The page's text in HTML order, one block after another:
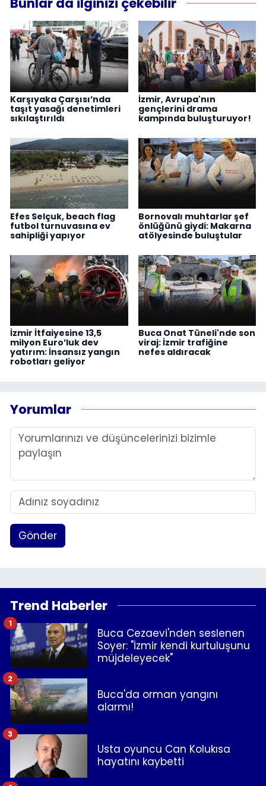
Bunlar da ilginizi çekebilir
Karşıyaka Çarşısı’nda
taşıt yasağı denetimleri
sıkılaştırıldı
İzmir, Avrupa'nın
gençlerini drama
kampında buluşturuyor!
Efes Selçuk, beach flag
futbol turnuvasına ev
sahipliği yapıyor
Bornovalı muhtarlar şef
önlüğünü giydi: Makarna
atölyesinde buluştular
İzmir İtfaiyesine 13,5
milyon Euro’luk dev
yatırım: İnsansız yangın
robotları geliyor
Buca Onat Tüneli'nde son
viraj: İzmir trafiğine
nefes aldıracak
Yorumlar
Gönder
Trend Haberler
Buca Cezaevi'nden seslenen
Soyer: "İzmir kendi kurtuluşunu
müjdeleyecek"
1
Buca'da orman yangını
alarmı!
2
Usta oyuncu Can Kolukısa
hayatını kaybetti
3